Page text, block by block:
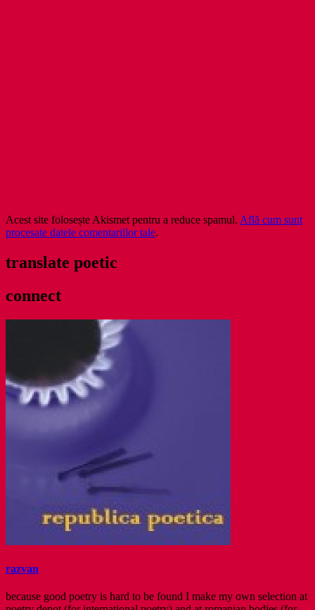
Acest site folosește Akismet pentru a reduce spamul. Află cum sunt
procesate datele comentariilor tale.
translate poetic
connect
razvan
because good poetry is hard to be found I make my own selection at